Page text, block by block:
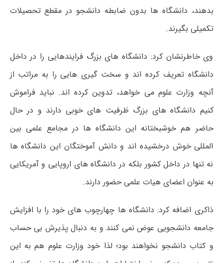
بدهند، دانشگاه ها بدون ضابطه دانشجو در مقطع تحصیلات
تکمیلی بگیرند.
وی خاطرنشان کرد: دانشگاه های بزرگ فرایندهایی را در داخل
دانشگاه تعریف کرده اند و سخت گیری هایی را به مراتب از
آنچه وزارت علوم می خواهد، تدوین کرده اند. نباید فراموش
کنیم دانشگاه های بزرگ ظرفیت های خوبی دارند و در حال
حاضر هم خوشبختانه این دانشگاه ها در مجامع علمی بین
المللی خوش درخشیده اند و دانش آموختگان این دانشگاه ها
نه تنها در داخل کشور بلکه در دانشگاه های اروپایی و آمریکایی
به عنوان اعضای هیات علمی حضور دارند.
ذاکری اضافه کرد: دانشگاه ها چهارچوب های خود را با افزایش
جامعه دانشجویی عوض نمی کنند و به دنبال پذیرش بی حساب
و کتاب دانشجو نخواهند بود؛ لذا خود وزارت علوم هم به این